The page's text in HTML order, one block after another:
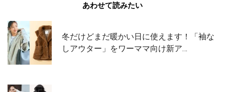
あわせて読みたい
冬だけどまだ暖かい日に使えます！「袖な
しアウター」をワーママ向け新ア…